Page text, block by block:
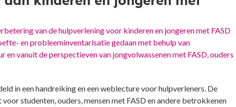
van de hulpverlening voor kinderen en jongeren met FASD
en probleeminventarisatie gedaan met behulp van
vanuit de perspectieven van jongvolwassenen met FASD, ouders
in een handreiking en een weblecture voor hulpverleners. De
studenten, ouders, mensen met FASD en andere betrokkenen